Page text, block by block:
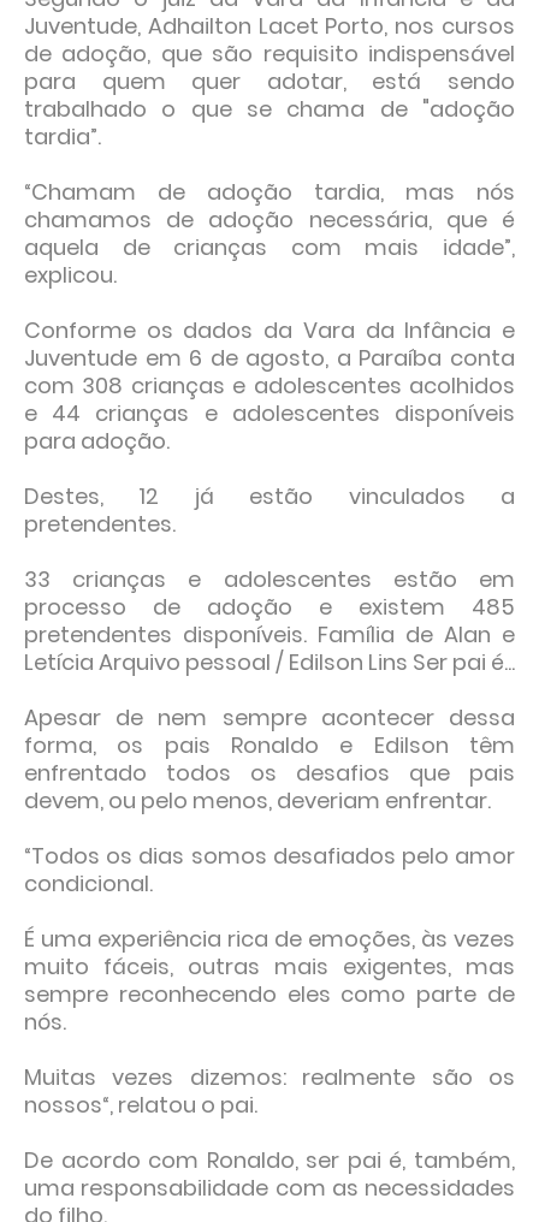
Juventude, Adhailton Lacet Porto, nos cursos
de adoção, que são requisito indispensável
para quem quer adotar, está sendo
trabalhado o que se chama de "adoção
tardia”.
“Chamam de adoção tardia, mas nós
chamamos de adoção necessária, que é
aquela de crianças com mais idade”,
explicou.
Conforme os dados da Vara da Infância e
Juventude em 6 de agosto, a Paraíba conta
com 308 crianças e adolescentes acolhidos
e 44 crianças e adolescentes disponíveis
para adoção.
Destes, 12 já estão vinculados a
pretendentes.
33 crianças e adolescentes estão em
processo de adoção e existem 485
pretendentes disponíveis. Família de Alan e
Letícia Arquivo pessoal / Edilson Lins Ser pai é...
Apesar de nem sempre acontecer dessa
forma, os pais Ronaldo e Edilson têm
enfrentado todos os desafios que pais
devem, ou pelo menos, deveriam enfrentar.
“Todos os dias somos desafiados pelo amor
condicional.
É uma experiência rica de emoções, às vezes
muito fáceis, outras mais exigentes, mas
sempre reconhecendo eles como parte de
nós.
Muitas vezes dizemos: realmente são os
nossos“, relatou o pai.
De acordo com Ronaldo, ser pai é, também,
uma responsabilidade com as necessidades
do filho.